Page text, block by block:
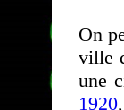
On
ville
une
1920